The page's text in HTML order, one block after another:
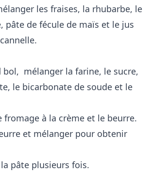
les fraises, la rhubarbe, le
pâte de fécule de maïs et le jus
bol, mélanger la farine, le sucre,
le bicarbonate de soude et le
fromage à la crème et le beurre.
et mélanger pour obtenir
pâte plusieurs fois.